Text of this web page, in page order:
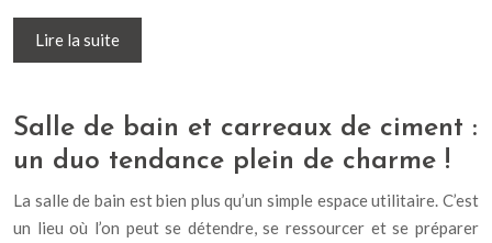
Lire la suite
Salle de bain et carreaux de ciment :
un duo tendance plein de charme !
La salle de bain est bien plus qu’un simple espace utilitaire. C’est
un lieu où l’on peut se détendre, se ressourcer et se préparer